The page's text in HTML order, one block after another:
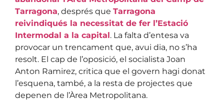
Tarragona, després que Tarragona
reivindiqués la necessitat de fer l’Estació
Intermodal a la capital. La falta d’entesa va
provocar un trencament que, avui dia, no s’ha
resolt. El cap de l’oposició, el socialista Joan
Anton Ramirez, critica que el govern hagi donat
l’esquena, també, a la resta de projectes que
depenen de l’Àrea Metropolitana.